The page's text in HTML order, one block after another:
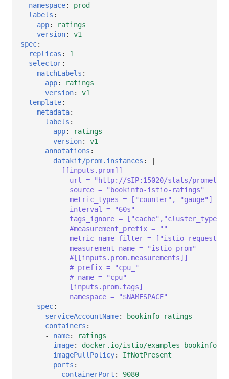
namespace:
prod
labels :
app:
ratings
version:
v1
spec:
replicas :
1
selector:
matchLabels :
app:
ratings
version:
v1
template:
metadata:
labels :
app:
ratings
version:
v1
annotations :
datakit/prom.instances :
|
[[inputs.prom]]
url = "http://$IP:15020/stats/
source = "bookinfo-istio-ratings"
metric_types = ["counter", "gauge"]
interval = "60s"
tags_ignore =
#measurement_prefix = ""
metric_name_filter =
measurement_name = "istio_prom"
#[[inputs.prom.measurements]]
# prefix = "cpu_"
# name = "cpu"
[inputs.prom.tags]
namespace = "$NAMESPACE"
spec:
serviceAccountName:
bookinfo-ratings
containers :
-
name:
ratings
image:
docker.io/istio/examples-bookinfo-
imagePullPolicy:
IfNotPresent
ports :
-
containerPort :
9080